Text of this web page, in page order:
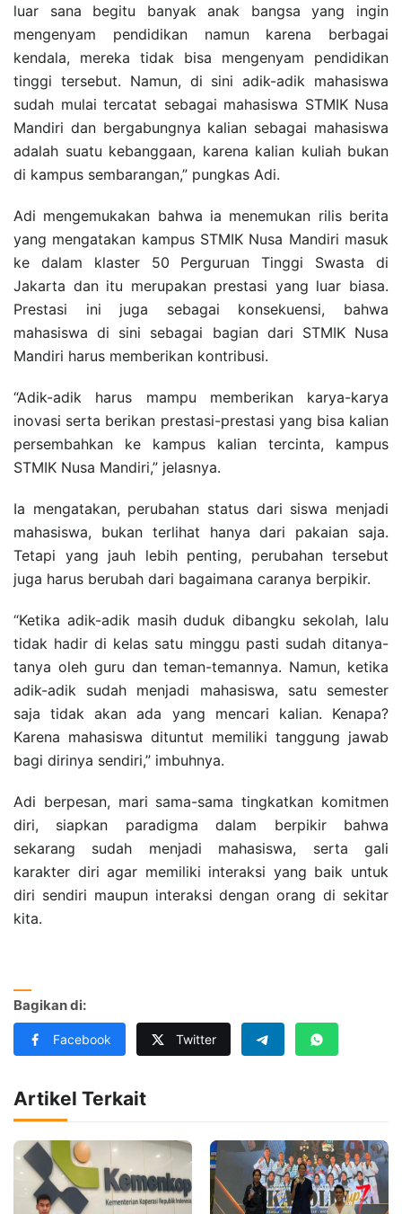
luar sana begitu banyak anak bangsa yang ingin
mengenyam pendidikan namun karena berbagai
kendala, mereka tidak bisa mengenyam pendidikan
tinggi tersebut. Namun, di sini adik-adik mahasiswa
sudah mulai tercatat sebagai mahasiswa STMIK Nusa
Mandiri dan bergabungnya kalian sebagai mahasiswa
adalah suatu kebanggaan, karena kalian kuliah bukan
di kampus sembarangan,” pungkas Adi.
Adi mengemukakan bahwa ia menemukan rilis berita
yang mengatakan kampus STMIK Nusa Mandiri masuk
ke dalam klaster 50 Perguruan Tinggi Swasta di
Jakarta dan itu merupakan prestasi yang luar biasa.
Prestasi ini juga sebagai konsekuensi, bahwa
mahasiswa di sini sebagai bagian dari STMIK Nusa
Mandiri harus memberikan kontribusi.
“Adik-adik harus mampu memberikan karya-karya
inovasi serta berikan prestasi-prestasi yang bisa kalian
persembahkan ke kampus kalian tercinta, kampus
STMIK Nusa Mandiri,” jelasnya.
Ia mengatakan, perubahan status dari siswa menjadi
mahasiswa, bukan terlihat hanya dari pakaian saja.
Tetapi yang jauh lebih penting, perubahan tersebut
juga harus berubah dari bagaimana caranya berpikir.
“Ketika adik-adik masih duduk dibangku sekolah, lalu
tidak hadir di kelas satu minggu pasti sudah ditanya-
tanya oleh guru dan teman-temannya. Namun, ketika
adik-adik sudah menjadi mahasiswa, satu semester
saja tidak akan ada yang mencari kalian. Kenapa?
Karena mahasiswa dituntut memiliki tanggung jawab
bagi dirinya sendiri,” imbuhnya.
Adi berpesan, mari sama-sama tingkatkan komitmen
diri, siapkan paradigma dalam berpikir bahwa
sekarang sudah menjadi mahasiswa, serta gali
karakter diri agar memiliki interaksi yang baik untuk
diri sendiri maupun interaksi dengan orang di sekitar
kita.
Bagikan di:
Facebook Twitter
Artikel Terkait